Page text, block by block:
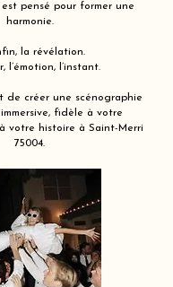
pensé pour former une
harmonie.
la révélation.
l’émotion, l’instant.
de créer une scénographie
fidèle à votre
votre histoire à Saint-Merri
75004.